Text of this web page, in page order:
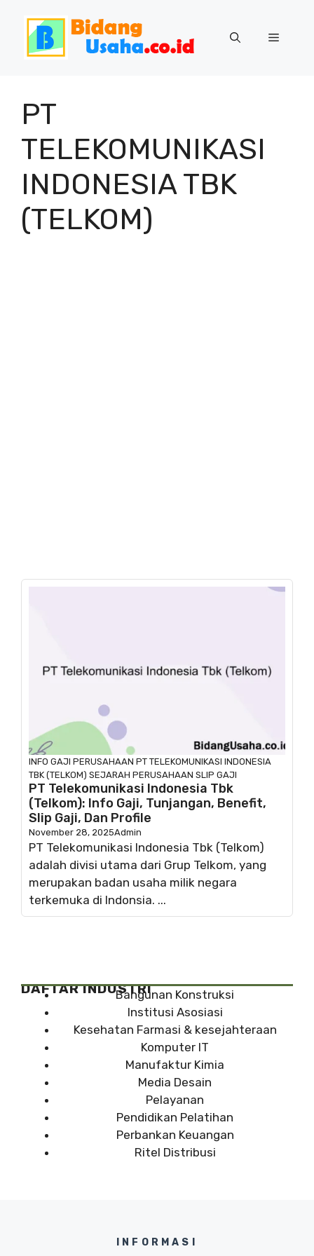
Menu
PT
TELEKOMUNIKASI
INDONESIA TBK
(TELKOM)
INFO GAJI PERUSAHAAN PT TELEKOMUNIKASI INDONESIA
TBK (TELKOM) SEJARAH PERUSAHAAN SLIP GAJI
PT Telekomunikasi Indonesia Tbk
(Telkom): Info Gaji, Tunjangan, Benefit,
Slip Gaji, Dan Profile
November 28, 2025Admin
PT Telekomunikasi Indonesia Tbk (Telkom)
adalah divisi utama dari Grup Telkom, yang
merupakan badan usaha milik negara
terkemuka di Indonsia. ...
DAFTAR INDUSTRIBangunan Konstruksi
Institusi Asosiasi
Kesehatan Farmasi & kesejahteraan
Komputer IT
Manufaktur Kimia
Media Desain
Pelayanan
Pendidikan Pelatihan
Perbankan Keuangan
Ritel Distribusi
INFORMASI